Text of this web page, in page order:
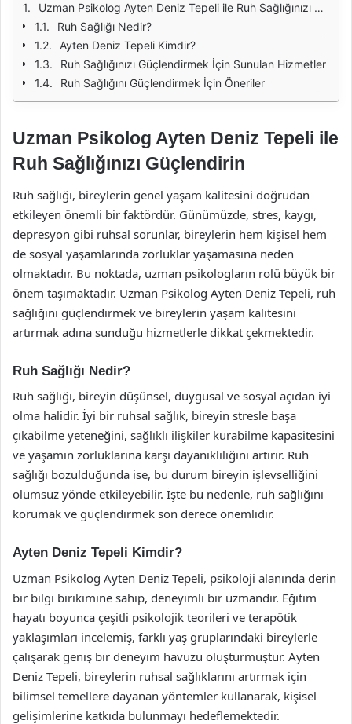
Uzman Psikolog Ayten Deniz Tepeli ile Ruh Sağlığınızı Güçlendirin
Ruh Sağlığı Nedir?
Ayten Deniz Tepeli Kimdir?
Ruh Sağlığınızı Güçlendirmek İçin Sunulan Hizmetler
Ruh Sağlığını Güçlendirmek İçin Öneriler
Uzman Psikolog Ayten Deniz Tepeli ile
Ruh Sağlığınızı Güçlendirin
Ruh sağlığı, bireylerin genel yaşam kalitesini doğrudan
etkileyen önemli bir faktördür. Günümüzde, stres, kaygı,
depresyon gibi ruhsal sorunlar, bireylerin hem kişisel hem
de sosyal yaşamlarında zorluklar yaşamasına neden
olmaktadır. Bu noktada, uzman psikologların rolü büyük bir
önem taşımaktadır. Uzman Psikolog Ayten Deniz Tepeli, ruh
sağlığını güçlendirmek ve bireylerin yaşam kalitesini
artırmak adına sunduğu hizmetlerle dikkat çekmektedir.
Ruh Sağlığı Nedir?
Ruh sağlığı, bireyin düşünsel, duygusal ve sosyal açıdan iyi
olma halidir. İyi bir ruhsal sağlık, bireyin stresle başa
çıkabilme yeteneğini, sağlıklı ilişkiler kurabilme kapasitesini
ve yaşamın zorluklarına karşı dayanıklılığını artırır. Ruh
sağlığı bozulduğunda ise, bu durum bireyin işlevselliğini
olumsuz yönde etkileyebilir. İşte bu nedenle, ruh sağlığını
korumak ve güçlendirmek son derece önemlidir.
Ayten Deniz Tepeli Kimdir?
Uzman Psikolog Ayten Deniz Tepeli, psikoloji alanında derin
bir bilgi birikimine sahip, deneyimli bir uzmandır. Eğitim
hayatı boyunca çeşitli psikolojik teorileri ve terapötik
yaklaşımları incelemiş, farklı yaş gruplarındaki bireylerle
çalışarak geniş bir deneyim havuzu oluşturmuştur. Ayten
Deniz Tepeli, bireylerin ruhsal sağlıklarını artırmak için
bilimsel temellere dayanan yöntemler kullanarak, kişisel
gelişimlerine katkıda bulunmayı hedeflemektedir.